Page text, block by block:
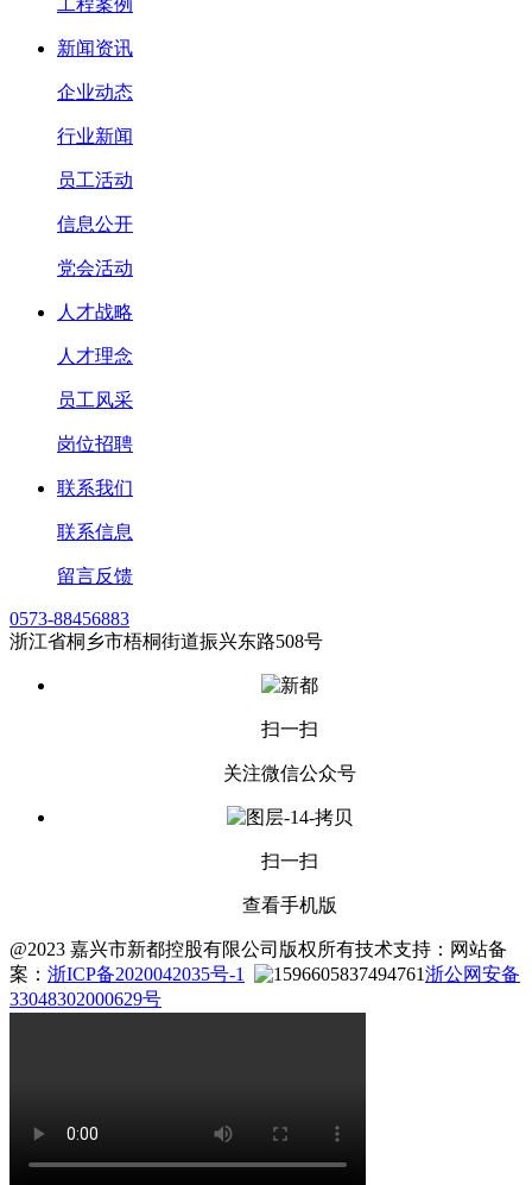
新闻资讯
企业动态
行业新闻
员工活动
信息公开
党会活动
人才战略
人才理念
员工风采
岗位招聘
联系我们
联系信息
留言反馈
0573-88456883
浙江省桐乡市梧桐街道振兴东路508号
扫一扫
关注微信公众号
扫一扫
查看手机版
@2023 嘉兴市新都控股有限公司版权所有技术支持： 网站备
案： 浙ICP备2020042035号-1
浙公网安备
33048302000629号